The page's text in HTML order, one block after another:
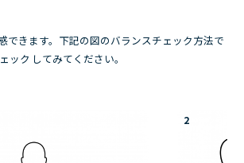
できます。下記の図のバランスチェック方法で
ック してみてください。
2